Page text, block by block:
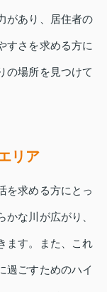
があり、居住者の
すさを求める方に
の場所を見つけて
リア
を求める方にとっ
な川が広がり、
ます。また、これ
過ごすためのハイ